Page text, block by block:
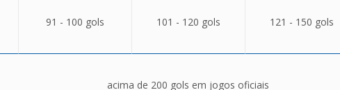
91 - 100 gols 101 - 120 gols 121 - 150 gols
acima de 200 gols em jogos oficiais